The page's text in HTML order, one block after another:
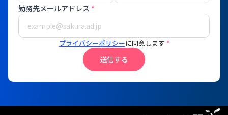
勤務先メールアドレス *
プライバシーポリシーに同意します *
送信する